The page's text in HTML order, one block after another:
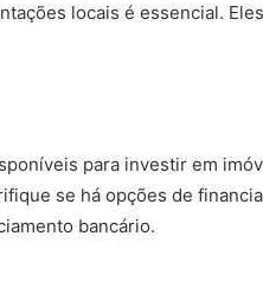
locais é essencial.
para investir em
se há opções de
bancário.